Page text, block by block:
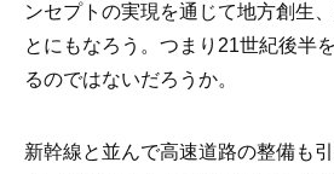
ンセプトの実現を通じて地方創生
とにもなろう。つまり21世紀後半
るのではないだろうか。
新幹線と並んで高速道路の整備も